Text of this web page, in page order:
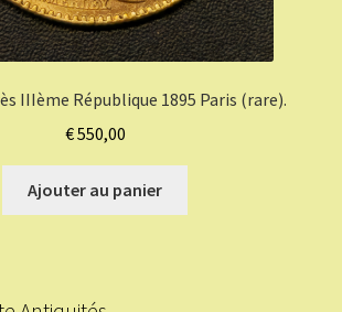
IIIème République 1895 Paris (rare).
€550,00
Ajouter au panier